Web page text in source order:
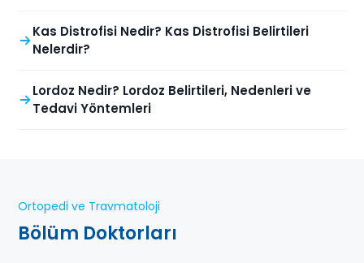
Kas Distrofisi Nedir? Kas Distrofisi Belirtileri
Nelerdir?
Lordoz Nedir? Lordoz Belirtileri, Nedenleri ve
Tedavi Yöntemleri
Ortopedi ve Travmatoloji
Bölüm Doktorları